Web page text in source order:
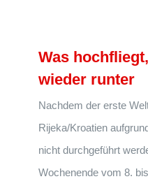
Was
wieder runter
Nachdem der erste
Rijeka/Kroatien
nicht durchgeführt
Wochenende vom 8.